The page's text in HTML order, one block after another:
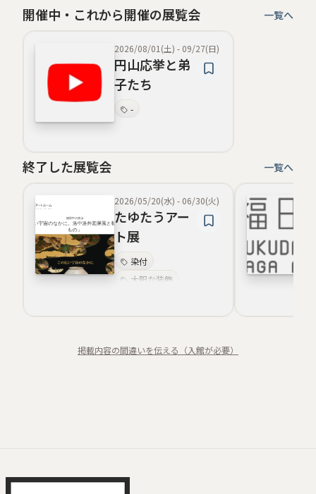
開催中・これから開催の展覧会 一覧へ
2026/08/01(土) - 09/27(日)
円山応挙と弟
子たち
-
終了した展覧会 一覧へ
2026/05/20(水) - 06/30(火)
たゆたうアー
ト展
染付
大胆な装飾
粉青
色絵磁器
掲載内容の間違いを伝える（入館が必要）